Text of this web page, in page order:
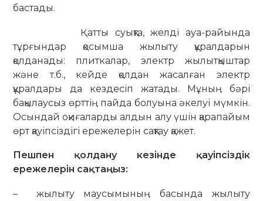
бастады.
Қатты суықта, желді ауа-райында
тұрғындар қосымша жылыту құралдарын
қолданады: плиткалар, электр жылытқыштар
және т.б., кейде қолдан жасалған электр
құралдары да кездесіп жатады. Мұның бәрі
бақылаусыз өрттің пайда болуына әкелуі мүмкін.
Осындай оқиғаларды алдын алу үшін қарапайым
өрт қауіпсіздігі ережелерін сақтау қажет.
Пешпен қолдану кезінде қауіпсіздік
ережелерін сақтаңыз:
– жылыту маусымының басында жылыту